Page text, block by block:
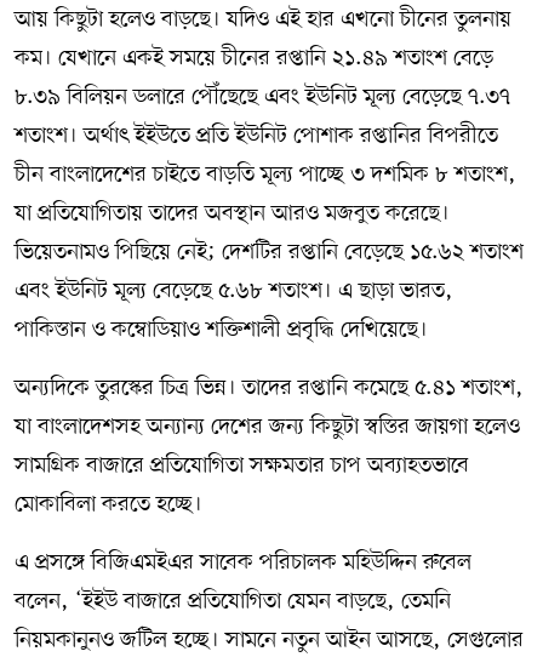
আয় কিছুটা হলেও বাড়ছে। যদিও এই হার এখনো চীনের তুলনায়
কম। যেখানে একই সময়ে চীনের রপ্তানি ২১.৪৯ শতাংশ বেড়ে
৮.৩৯ বিলিয়ন ডলারে পৌঁছেছে এবং ইউনিট মূল্য বেড়েছে ৭.৩৭
শতাংশ। অর্থাৎ ইইউতে প্রতি ইউনিট পোশাক রপ্তানির বিপরীতে
চীন বাংলাদেশের চাইতে বাড়তি মূল্য পাচ্ছে ৩ দশমিক ৮ শতাংশ,
যা প্রতিযোগিতায় তাদের অবস্থান আরও মজবুত করেছে।
ভিয়েতনামও পিছিয়ে নেই; দেশটির রপ্তানি বেড়েছে ১৫.৬২ শতাংশ
এবং ইউনিট মূল্য বেড়েছে ৫.৬৮ শতাংশ। এ ছাড়া ভারত,
পাকিস্তান ও কম্বোডিয়াও শক্তিশালী প্রবৃদ্ধি দেখিয়েছে।
অন্যদিকে তুরস্কের চিত্র ভিন্ন। তাদের রপ্তানি কমেছে ৫.৪১ শতাংশ,
যা বাংলাদেশসহ অন্যান্য দেশের জন্য কিছুটা স্বস্তির জায়গা হলেও
সামগ্রিক বাজারে প্রতিযোগিতা সক্ষমতার চাপ অব্যাহতভাবে
মোকাবিলা করতে হচ্ছে।
এ প্রসঙ্গে বিজিএমইএর সাবেক পরিচালক মহিউদ্দিন রুবেল
বলেন, ‘ইইউ বাজারে প্রতিযোগিতা যেমন বাড়ছে, তেমনি
নিয়মকানুনও জটিল হচ্ছে। সামনে নতুন আইন আসছে, সেগুলোর